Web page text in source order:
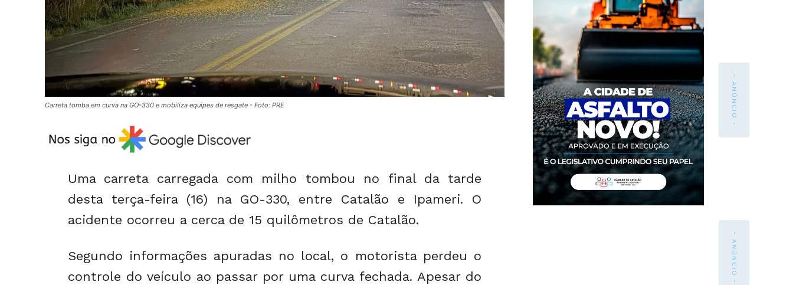
Carreta tomba em curva na GO-330 e mobiliza equipes de resgate - Foto: PRE
Uma carreta carregada com milho tombou no final da tarde
desta terça-feira (16) na GO-330, entre Catalão e Ipameri. O
acidente ocorreu a cerca de 15 quilômetros de Catalão.
Segundo informações apuradas no local, o motorista perdeu o
controle do veículo ao passar por uma curva fechada. Apesar do
- ANÚNCIO -
- ANÚNCIO -